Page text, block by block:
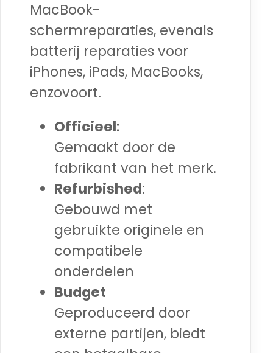
MacBook-
schermreparaties, evenals
batterij reparaties voor
iPhones, iPads, MacBooks,
enzovoort.
Officieel:
Gemaakt door de
fabrikant van het merk.
Refurbished:
Gebouwd met
gebruikte originele en
compatibele
onderdelen
Budget
Geproduceerd door
externe partijen, biedt